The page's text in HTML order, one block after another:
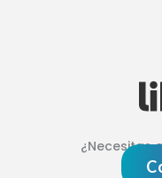
¿Necesitas